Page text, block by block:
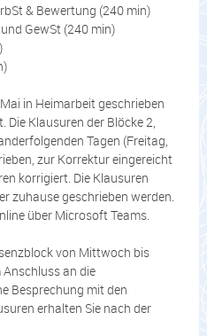
& Bewertung (240 min)
GewSt (240 min)
in Heimarbeit geschrieben
Klausuren der Blöcke 2,
Tagen (Freitag,
zur Korrektur eingereicht
korrigiert. Die Klausuren
zuhause geschrieben werden.
über Microsoft Teams.
von Mittwoch bis
an die
Besprechung mit den
erhalten Sie nach der